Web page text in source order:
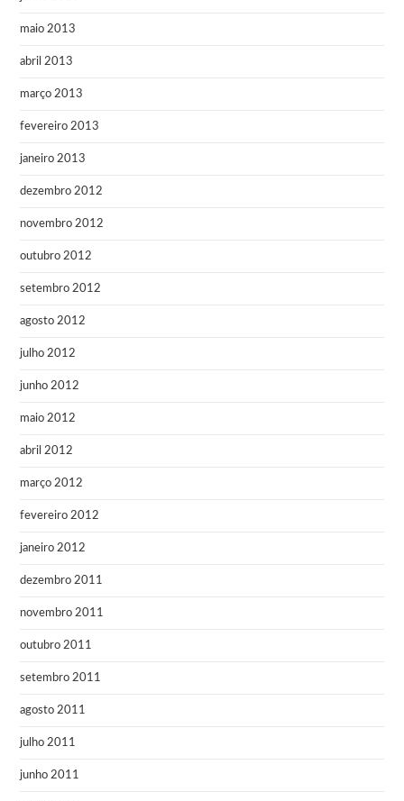
maio 2013
abril 2013
março 2013
fevereiro 2013
janeiro 2013
dezembro 2012
novembro 2012
outubro 2012
setembro 2012
agosto 2012
julho 2012
junho 2012
maio 2012
abril 2012
março 2012
fevereiro 2012
janeiro 2012
dezembro 2011
novembro 2011
outubro 2011
setembro 2011
agosto 2011
julho 2011
junho 2011